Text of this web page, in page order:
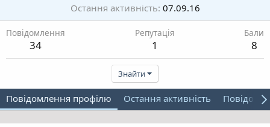
Остання активність 07.09.16
Повідомлення
34
Репутація
1
Бали
8
Знайти
Повідомлення профілю Остання активність